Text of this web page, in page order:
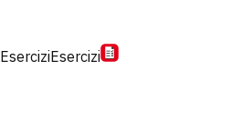
EserciziEsercizi